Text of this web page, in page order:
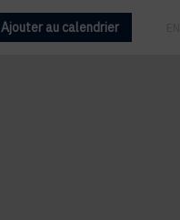
Ajouter au calendrier